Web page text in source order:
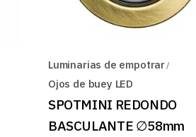
Luminarias de empotrar
Ojos de buey LED
SPOTMINI REDONDO
BASCULANTE ∅58mm